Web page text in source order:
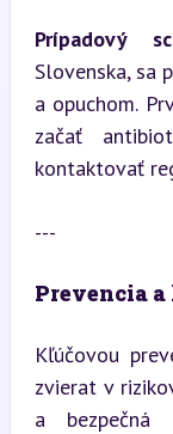
Prípadový
Slovenska, sa
a opuchom.
začať
kontaktovať
---
Prevencia
Kľúčovou
zvierat v
a bezpečná